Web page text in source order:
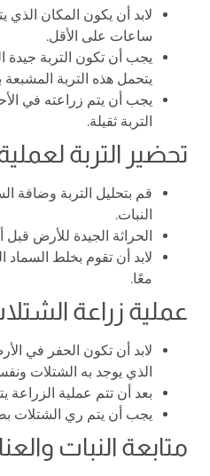
ساعات على الأقل.
يجب أن تكون التربة جيدة
يتحمل هذه التربة المشبعة
يجب أن يتم زراعته في
التربة ثقيلة.
تحضير التربة
قم بتحليل التربة وضافة
النبات.
الحراثة الجيدة للأرض قبل
لابد أن تقوم بخلط
معًا.
عملية زراعة
لابد أن تكون الحفر في
الذي يوجد به الشتلات
بعد أن تتم عملية الزراعة
يجب أن يتم ري الشتلات
متابعة النبات